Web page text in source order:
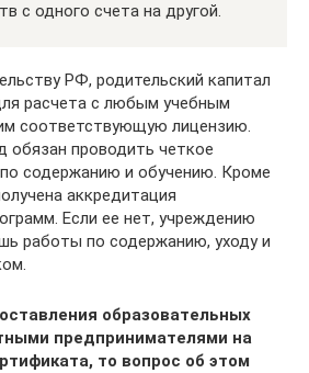
с одного счета на другой.
РФ, родительский капитал
расчета с любым учебным
соответствующую лицензию.
обязан проводить четкое
по содержанию и обучению. Кроме
аккредитация
Если ее нет, учреждению
работы по содержанию, уходу и
образовательных
предпринимателями на
то вопрос об этом